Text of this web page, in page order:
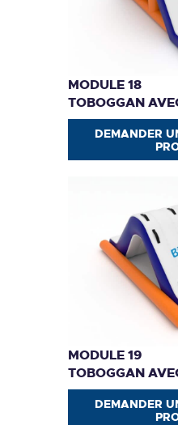
MODULE 18
TOBOGGAN
DEMANDER
MODULE 19
TOBOGGAN
DEMANDER